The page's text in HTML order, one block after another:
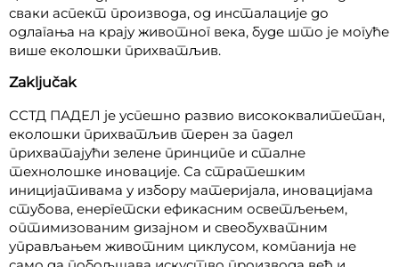
сваки аспект производа, од инсталације до
одлагања на крају животног века, буде што је могуће
више еколошки прихватљив.
Zaključak
ССТД ПАДЕЛ је успешно развио висококвалитетан,
еколошки прихватљив терен за падел
прихватајући зелене принципе и сталне
технолошке иновације. Са стратешким
иницијативама у избору материјала, иновацијама
стубова, енергетски ефикасним осветљењем,
оптимизованим дизајном и свеобухватним
управљањем животним циклусом, компанија не